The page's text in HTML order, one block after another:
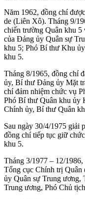
Năm 1962, đồng chí
de (Liên Xô). Tháng 9/
chiến trường Quân khu
của Ðảng ủy Quân sự
khu 5; Phó Bí thư Khu
khu 5.
Tháng 8/1965, đồng chí
ủy, Bí thư Ðảng ủy Mặt
chí đảm nhiệm chức vụ
Phó Bí thư Quân khu ủy
Chính ủy, Bí thư Quân
Sau ngày 30/4/1975 giải
đồng chí tiếp tục giữ
khu 5.
Tháng 3/1977 – 12/
Tổng cục Chính trị
ủy Quân sự Trung ương,
Trung ương, Phó Chủ